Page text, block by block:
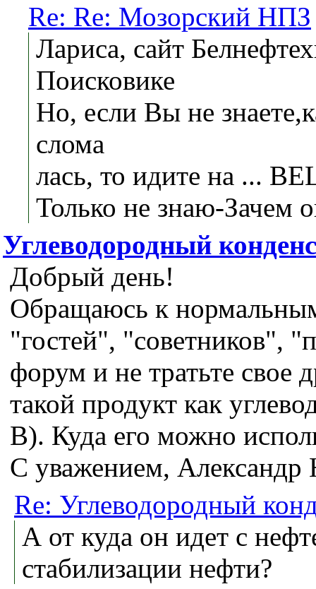
Re: Re: Мозорский НПЗ
Лариса, сайт
Поисковике
Но, если Вы не
слома
лась, то идите на ...
Только не знаю-Зачем
Углеводородный
Добрый день!
Обращаюсь к
"гостей", "советников",
форум и не тратьте свое
такой продукт как
В). Куда его можно
С уважением, Александр
Re: Углеводородный
А от куда он идет с
стабилизации нефти?